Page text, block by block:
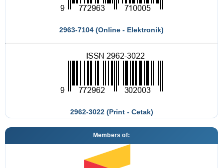
2963-7104 (Online - Elektronik)
2962-3022 (Print - Cetak)
Members of: